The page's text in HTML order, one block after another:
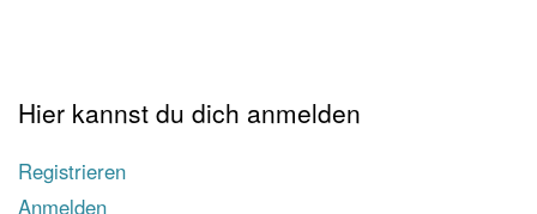
Hier kannst du dich anmelden
Registrieren
Anmelden